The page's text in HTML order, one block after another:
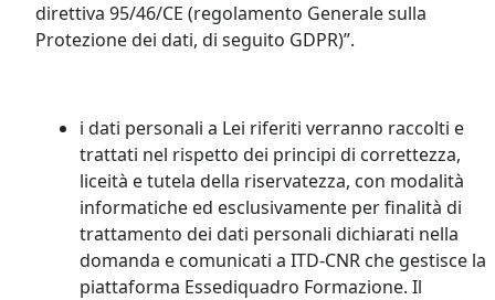
direttiva 95/46/CE (regolamento Generale sulla
Protezione dei dati, di seguito GDPR)”.
i dati personali a Lei riferiti verranno raccolti e
trattati nel rispetto dei principi di correttezza,
liceità e tutela della riservatezza, con modalità
informatiche ed esclusivamente per finalità di
trattamento dei dati personali dichiarati nella
domanda e comunicati a ITD-CNR che gestisce la
piattaforma Essediquadro Formazione. Il